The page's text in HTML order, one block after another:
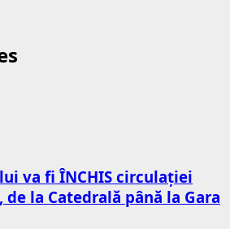
va fi ÎNCHIS circulației
la Catedrală până la Gara